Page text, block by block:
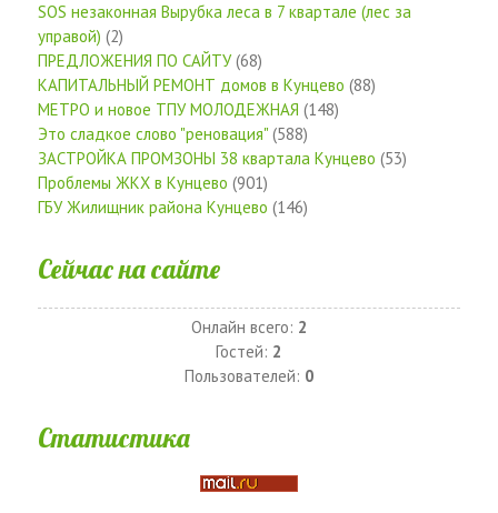
SOS незаконная Вырубка леса в 7 квартале (лес за
управой) (2)
ПРЕДЛОЖЕНИЯ ПО САЙТУ(68)
КАПИТАЛЬНЫЙ РЕМОНТ домов в Кунцево (88)
МЕТРО и новое ТПУ МОЛОДЕЖНАЯ (148)
Это сладкое слово "реновация" (588)
ЗАСТРОЙКА ПРОМЗОНЫ 38 квартала Кунцево (53)
Проблемы ЖКХ в Кунцево (901)
ГБУ Жилищник района Кунцево (146)
Сейчас на сайте
Онлайн всего: 2
Гостей: 2
Пользователей: 0
Статистика